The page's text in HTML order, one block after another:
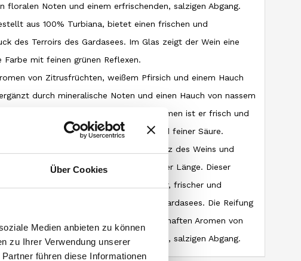
Über Cookies
Medien anbieten zu können
zu Ihrer Verwendung unserer
führen diese Informationen
floralen Noten und einem erfrischenden, salzigen Abgang.
aus 100% Turbiana, bietet einen frischen und
des Terroirs des Gardasees. Im Glas zeigt der Wein eine
mit feinen grünen Reflexen.
von Zitrusfrüchten, weißem Pfirsich und einem Hauch
durch mineralische Noten und einen Hauch von nassem
tonhaltigen Böden des Lugana. Am Gaumen ist er frisch und
Balance zwischen reifer Frucht und feiner Säure.
bewahrt die Reinheit und Konsistenz des Weins und
und leicht salzigen Abgang mit eleganter Länge. Dieser
aus 100% Turbiana, ist ein raffinierter, frischer und
aus der wunderschönen Region des Gardasees. Die Reifung
den Wein rein und ausdrucksvoll, mit lebhaften Aromen von
floralen Noten und einem erfrischenden, salzigen Abgang.